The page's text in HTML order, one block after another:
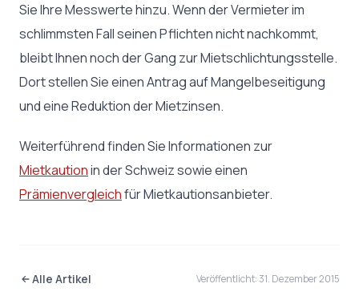
Sie Ihre Messwerte hinzu. Wenn der Vermieter im
schlimmsten Fall seinen Pflichten nicht nachkommt,
bleibt Ihnen noch der Gang zur Mietschlichtungsstelle.
Dort stellen Sie einen Antrag auf Mangelbeseitigung
und eine Reduktion der Mietzinsen.
Weiterführend finden Sie Informationen zur
Mietkautionin der Schweiz sowie einen
Prämienvergleichfür Mietkautionsanbieter.
Alle Artikel Veröffentlicht: 31. Dezember 2015